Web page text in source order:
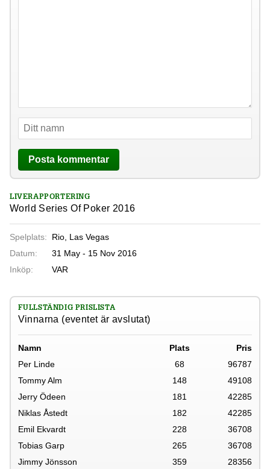
LIVERAPPORTERING
World Series Of Poker 2016
Spelplats:
Rio, Las Vegas
Datum:
31 May - 15 Nov 2016
Inköp:
VAR
FULLSTÄNDIG PRISLISTA
Vinnarna (eventet är avslutat)
Namn Plats
Pris
Per Linde
68
96787
Tommy Alm
148
49108
Jerry Ödeen
181
42285
Niklas Åstedt
182
42285
Emil Ekvardt
228
36708
Tobias Garp
265
36708
Jimmy Jönsson
359
28356